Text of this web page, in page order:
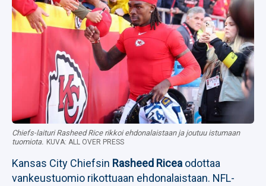
Chiefs-laituri Rasheed Rice rikkoi ehdonalaistaan ja joutuu istumaan
tuomiota. KUVA: ALL OVER PRESS
Kansas City Chiefsin Rasheed Ricea odottaa
vankeustuomio rikottuaan ehdonalaistaan. NFL-